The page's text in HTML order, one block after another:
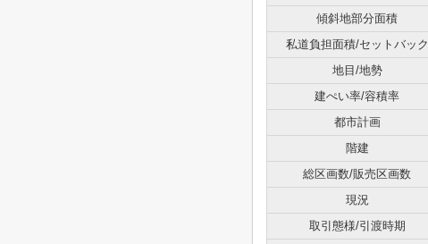
傾斜地部分面積
私道負担面積/セットバック
地目/地勢
建ぺい率/容積率
都市計画
階建
総区画数/販売区画数
現況
取引態様/引渡時期